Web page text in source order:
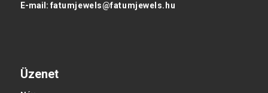
E-mail: fatumjewels@fatumjewels.hu
Üzenet